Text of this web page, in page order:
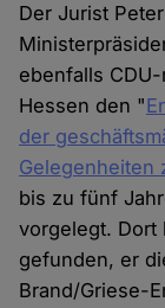
Der Jurist
ebenfalls
Hessen den "
der
Gelegenheiten
bis zu fünf
vorgelegt. Dort
gefunden, er
Brand/Griese-